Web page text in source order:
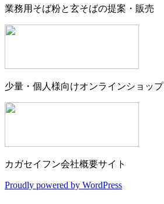
業務用そば粉と玄そばの提案・販売
少量・個人様向けオンラインショップ
カガセイフン会社概要サイト
Proudly powered by WordPress